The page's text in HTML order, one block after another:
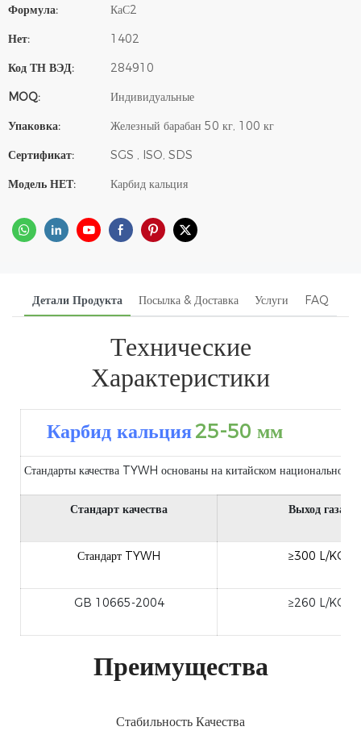
Формула:
КаС2
Нет:
1402
Код ТН ВЭД:
284910
MOQ:
Индивидуальные
Упаковка:
Железный барабан 50 кг, 100 кг
Сертификат:
SGS , ISO, SDS
Модель НЕТ:
Карбид кальция
Детали Продукта Посылка & Доставка Услуги FAQ
Технические
Характеристики
Карбид кальция25-50 мм
Стандарты качества TYWH основаны на китайском национальном
Стандарт качества Выход газа
Стандарт TYWH ≥300 L/KG
GB 10665-2004 ≥260 L/KG
Преимущества
Стабильность Качества